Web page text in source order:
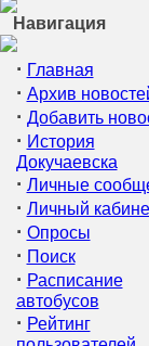
Навигация
· Главная
· Архив
· Добавить
· История
Докучаевска
· Личные
· Личный
· Опросы
· Поиск
· Расписание
автобусов
· Рейтинг